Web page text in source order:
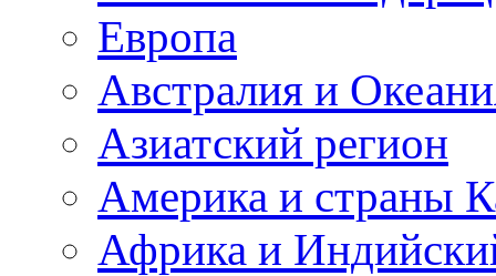
Европа
Австралия и
Азиатский регион
Америка и страны
Африка и